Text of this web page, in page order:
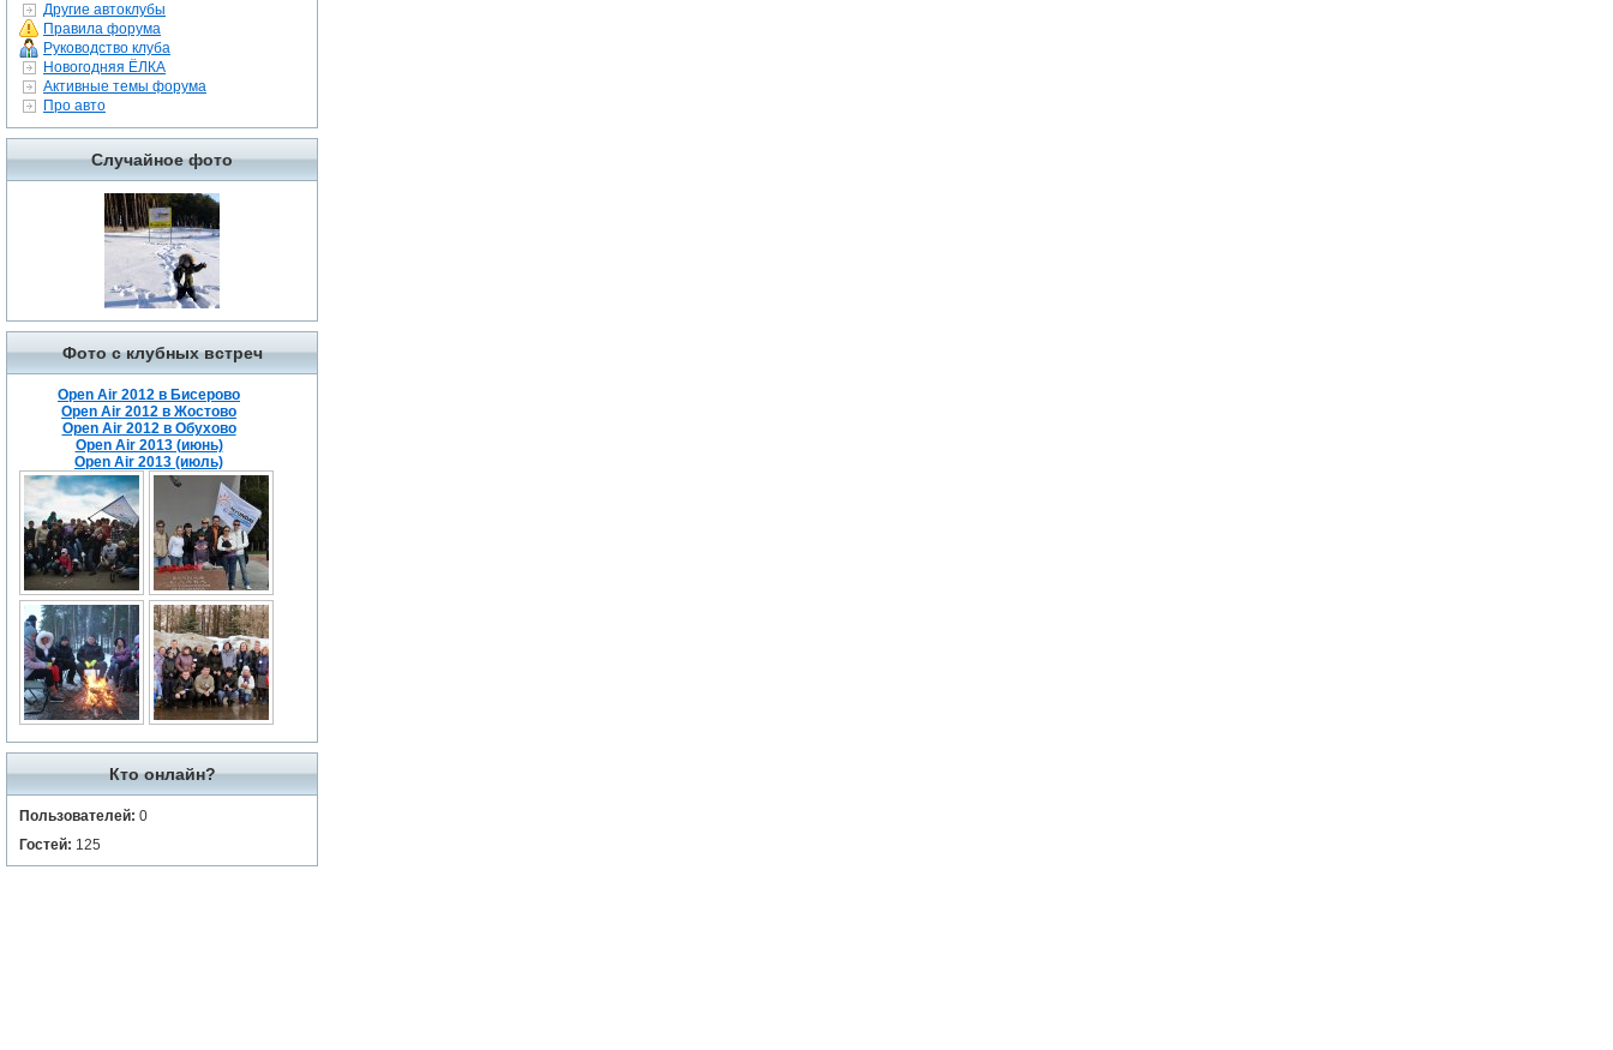
Другие автоклубы
Правила форума
Руководство клуба
Новогодняя ЁЛКА
Активные темы форума
Про авто
Случайное фото
Фото с клубных встреч
Open Air 2012 в Бисерово
Open Air 2012 в Жостово
Open Air 2012 в Обухово
Open Air 2013 (июнь)
Open Air 2013 (июль)
Кто онлайн?
Пользователей: 0
Гостей: 125